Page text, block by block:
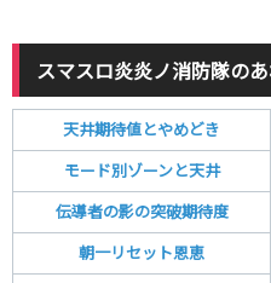
スマスロ炎炎ノ消防隊の
天井期待値とやめどき
モード別ゾーンと天井
伝導者の影の突破期待度
朝一リセット恩恵